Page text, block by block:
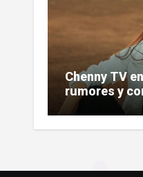
Chenny TV
rumores y
de su relación